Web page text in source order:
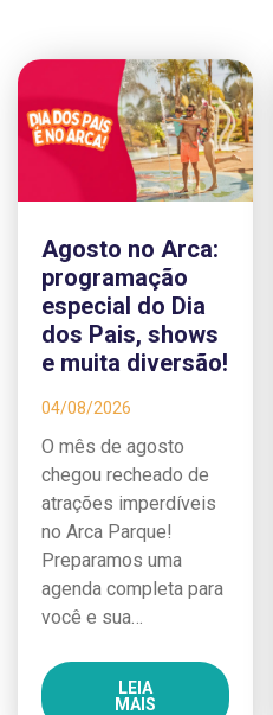
Agosto no Arca:
programação
especial do Dia
dos Pais, shows
e muita diversão!
04/08/2026
O mês de agosto
chegou recheado de
atrações imperdíveis
no Arca Parque!
Preparamos uma
agenda completa para
você e sua…
LEIA
MAIS